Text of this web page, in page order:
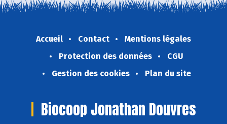
Accueil Contact
Mentions légales
Protection des données
CGU
Gestion des cookies
Plan du site
Biocoop Jonathan Douvres